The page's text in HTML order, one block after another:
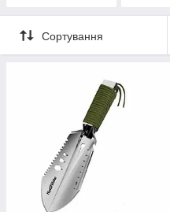
Сортування